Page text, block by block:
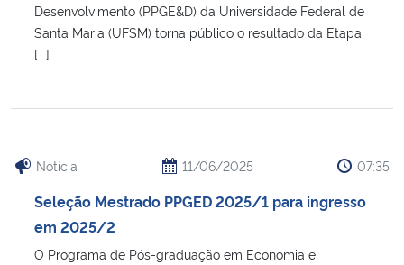
Desenvolvimento (PPGE&D) da Universidade Federal de
Santa Maria (UFSM) torna público o resultado da Etapa
[...]
Notícia 11/06/2025 07:35
Seleção Mestrado PPGED 2025/1 para ingresso
em 2025/2
O Programa de Pós-graduação em Economia e